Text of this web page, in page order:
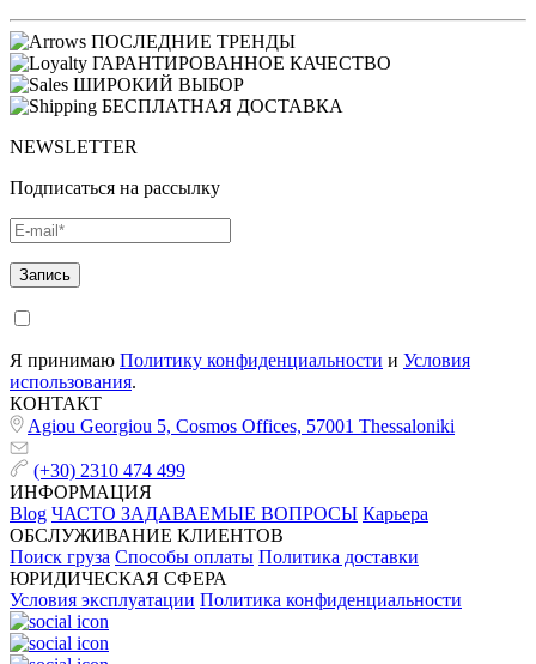
ПОСЛЕДНИЕ ТРЕНДЫ
ГАРАНТИРОВАННОЕ КАЧЕСТВО
ШИРОКИЙ ВЫБОР
БЕСПЛАТНАЯ ДОСТАВКА
NEWSLETTER
Подписаться на рассылку
Я принимаю Политику конфиденциальности и Условия
использования.
КОНТАКТ
Agiou Georgiou 5, Cosmos Offices, 57001 Thessaloniki
(+30) 2310 474 499
ИНФОРМАЦИЯ
Blog ЧАСТО ЗАДАВАЕМЫЕ ВОПРОСЫ Карьера
ОБСЛУЖИВАНИЕ КЛИЕНТОВ
Поиск груза Способы оплаты Политика доставки
ЮРИДИЧЕСКАЯ СФЕРА
Условия эксплуатации Политика конфиденциальности